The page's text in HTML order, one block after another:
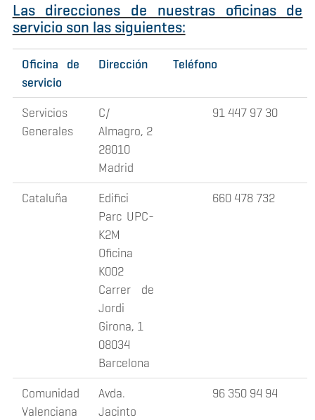
Las direcciones de nuestras oficinas de
servicio son las siguientes:
Oficina de
servicio
Dirección Teléfono
Servicios
Generales
C/
Almagro, 2
28010
Madrid
91 447 97 30
Cataluña
Edifici
Parc UPC-
K2M
Oficina
K002
Carrer de
Jordi
Girona, 1
08034
Barcelona
660 478 732
Comunidad
Valenciana
Avda.
Jacinto
96 350 94 94